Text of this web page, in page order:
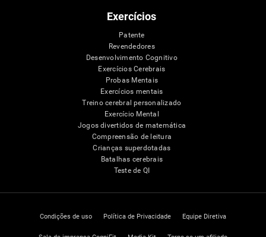
Exercícios
Patente
Revendedores
Desenvolvimento Cognitivo
Exercícios Cerebrais
Probas Mentais
Exercícios mentais
Treino cerebral personalizado
Exercício Mental
Jogos divertidos de matemática
Compreensão de leitura
Crianças superdotadas
Batalhas cerebrais
Teste de QI
Condições de uso Política de Privacidade Equipe Diretiva